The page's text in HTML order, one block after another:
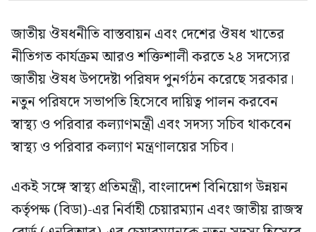
জাতীয় ঔষধনীতি বাস্তবায়ন এবং দেশের ঔষধ খাতের
নীতিগত কার্যক্রম আরও শক্তিশালী করতে ২৪ সদস্যের
জাতীয় ঔষধ উপদেষ্টা পরিষদ পুনর্গঠন করেছে সরকার।
নতুন পরিষদে সভাপতি হিসেবে দায়িত্ব পালন করবেন
স্বাস্থ্য ও পরিবার কল্যাণমন্ত্রী এবং সদস্য সচিব থাকবেন
স্বাস্থ্য ও পরিবার কল্যাণ মন্ত্রণালয়ের সচিব।
একই সঙ্গে স্বাস্থ্য প্রতিমন্ত্রী, বাংলাদেশ বিনিয়োগ উন্নয়ন
কর্তৃপক্ষ (বিডা)-এর নির্বাহী চেয়ারম্যান এবং জাতীয় রাজস্ব